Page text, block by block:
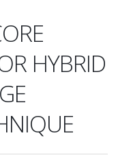
HYBRID